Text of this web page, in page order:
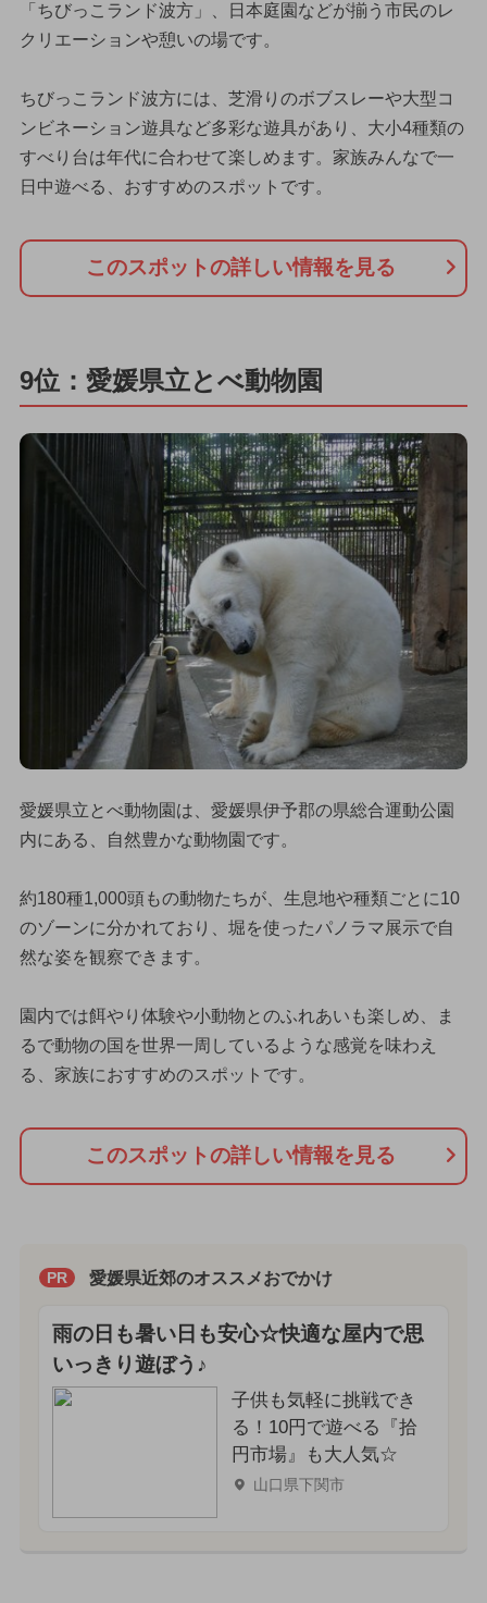
「ちびっこランド波方」、日本庭園などが揃う市民のレ
クリエーションや憩いの場です。
ちびっこランド波方には、芝滑りのボブスレーや大型コ
ンビネーション遊具など多彩な遊具があり、大小4種類の
すべり台は年代に合わせて楽しめます。家族みんなで一
日中遊べる、おすすめのスポットです。
このスポットの詳しい情報を見る
9位：愛媛県立とべ動物園
愛媛県立とべ動物園は、愛媛県伊予郡の県総合運動公園
内にある、自然豊かな動物園です。
約180種1,000頭もの動物たちが、生息地や種類ごとに10
のゾーンに分かれており、堀を使ったパノラマ展示で自
然な姿を観察できます。
園内では餌やり体験や小動物とのふれあいも楽しめ、ま
るで動物の国を世界一周しているような感覚を味わえ
る、家族におすすめのスポットです。
このスポットの詳しい情報を見る
PR 愛媛県近郊のオススメおでかけ
雨の日も暑い日も安心☆快適な屋内で思
いっきり遊ぼう♪
子供も気軽に挑戦でき
る！10円で遊べる『拾
円市場』も大人気☆
山口県下関市